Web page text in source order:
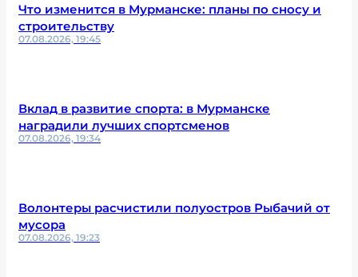
Что изменится в Мурманске: планы по сносу и
строительству
07.08.2026, 19:45
Вклад в развитие спорта: в Мурманске
наградили лучших спортсменов
07.08.2026, 19:34
Волонтеры расчистили полуостров Рыбачий от
мусора
07.08.2026, 19:23